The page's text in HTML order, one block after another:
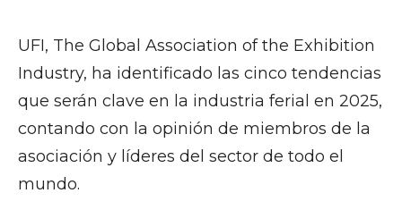
UFI, The Global Association of the Exhibition
Industry, ha identificado las cinco tendencias
que serán clave en la industria ferial en 2025,
contando con la opinión de miembros de la
asociación y líderes del sector de todo el
mundo.